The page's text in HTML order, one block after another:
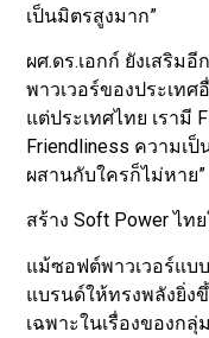
เป็นมิตรสูงมาก”
ผศ.ดร.เอกก์ ยังเสริม
พาวเวอร์ของประเท
แต่ประเทศไทย เรามี
Friendliness ความเ
ผสานกับใครก็ไม่หาย”
สร้าง Soft Power ไท
แม้ซอฟต์พาวเวอร์แบ
แบรนด์ให้ทรงพลังยิ่ง
เฉพาะในเรื่องของก